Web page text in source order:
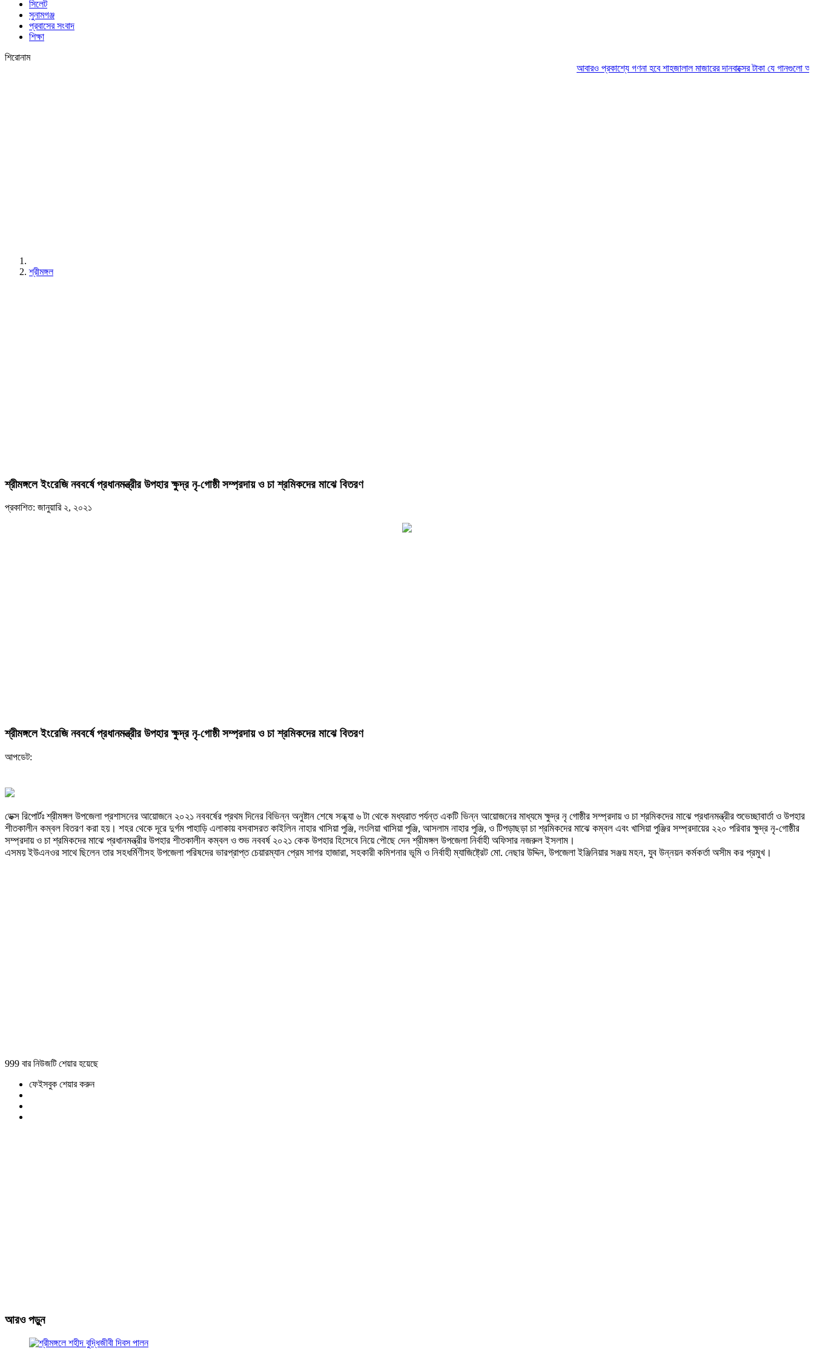
সিলেট
সুনামগঞ্জ
প্রবাসের সংবাদ
শিক্ষা
শিরোনাম
আবারও প্রকাশ্যে গণনা হবে শাহজালাল মাজারের দানবাক্সের টাকাযে গানগুলো আজও
শ্রীমঙ্গল
শ্রীমঙ্গলে ইংরেজি নববর্ষে প্রধানমন্ত্রীর উপহার ক্ষুদ্র নৃ-গোষ্ঠী সম্প্রদায় ও চা শ্রমিকদের মাঝে বিতরণ
প্রকাশিত: জানুয়ারি ২, ২০২১
শ্রীমঙ্গলে ইংরেজি নববর্ষে প্রধানমন্ত্রীর উপহার ক্ষুদ্র নৃ-গোষ্ঠী সম্প্রদায় ও চা শ্রমিকদের মাঝে বিতরণ
আপডেট:
ডেক্স রিপোর্টঃ শ্রীমঙ্গল উপজেলা প্রশাসনের আয়োজনে ২০২১ নববর্ষের প্রথম দিনের বিভিন্ন অনুষ্টান শেষে সন্ধ্যা ৬ টা থেকে মধ্যরাত পর্যন্ত একটি ভিন্ন আয়োজনের মাধ্যমে ক্ষুদ্র নৃ গোষ্ঠীর সম্প্রদায় ও চা শ্রমিকদের মাঝে প্রধানমন্ত্রীর শুভেচ্ছাবার্তা ও উপহার
শীতকালীন কম্বল বিতরণ করা হয়। শহর থেকে দূরে দুর্গম পাহাড়ি এলাকায় বসবাসরত কাইলিন নাহার খাসিয়া পুঞ্জি, লংলিয়া খাসিয়া পুঞ্জি, আসলাম নাহার পুঞ্জি, ও টিপড়াছড়া চা শ্রমিকদের মাঝে কম্বল এবং খাসিয়া পুঞ্জির সম্প্রদায়ের ২২০ পরিবার ক্ষুদ্র নৃ-গোষ্ঠীর
সম্প্রদায় ও চা শ্রমিকদের মাঝে প্রধানমন্ত্রীর উপহার শীতকালীন কম্বল ও শুভ নববর্ষ ২০২১ কেক উপহার হিসেবে নিয়ে পৌছে দেন শ্রীমঙ্গল উপজেলা নির্বাহী অফিসার নজরুল ইসলাম।
এসময় ইউএনওর সাথে ছিলেন তার সহধর্মিণীসহ উপজেলা পরিষদের ভারপ্রাপ্ত চেয়ারম্যান প্রেম সাগর হাজারা, সহকারী কমিশনার ভূমি ও নির্বাহী ম্যাজিষ্ট্রেট মো. নেছার উদ্দিন, উপজেলা ইঞ্জিনিয়ার সঞ্জয় মহন, যুব উন্নয়ন কর্মকর্তা অসীম কর প্রমুখ।
999 বার নিউজটি শেয়ার হয়েছে
ফেইসবুক শেয়ার করুন
আরও পড়ুন